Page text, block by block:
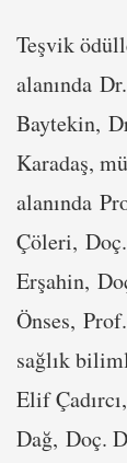
Teşvik
alanında
Baytekin,
Karadaş,
alanında
Çöleri,
Erşahin,
Önses,
sağlık
Elif
Dağ, Doç.